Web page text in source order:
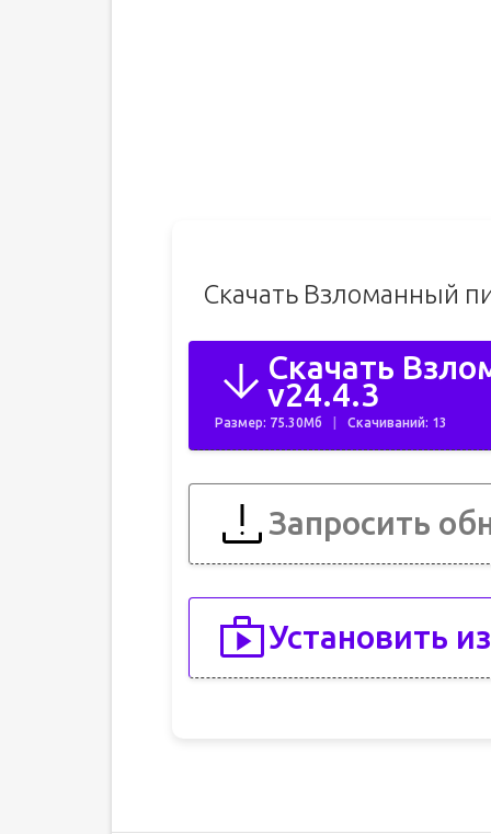
Скачать Взломанный
Скачать
v24.4.3
Размер: 75.30Мб Скачиваний: 13
Запросить
Установить